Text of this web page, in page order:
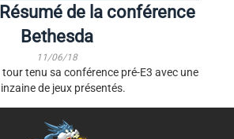
de la conférence
Bethesda
11/06/18
tenu sa conférence pré-E3 avec une
de jeux présentés.